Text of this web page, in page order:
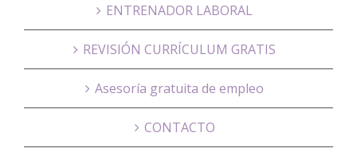
ENTRENADOR LABORAL
REVISIÓN CURRÍCULUM GRATIS
Asesoría gratuita de empleo
CONTACTO